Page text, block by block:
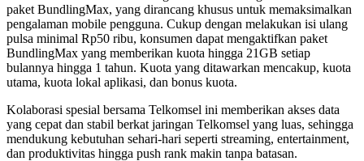
paket BundlingMax, yang dirancang khusus untuk memaksimalkan
pengalaman mobile pengguna. Cukup dengan melakukan isi ulang
pulsa minimal Rp50 ribu, konsumen dapat mengaktifkan paket
BundlingMax yang memberikan kuota hingga 21GB setiap
bulannya hingga 1 tahun. Kuota yang ditawarkan mencakup, kuota
utama, kuota lokal aplikasi, dan bonus kuota.
Kolaborasi spesial bersama Telkomsel ini memberikan akses data
yang cepat dan stabil berkat jaringan Telkomsel yang luas, sehingga
mendukung kebutuhan sehari-hari seperti streaming, entertainment,
dan produktivitas hingga push rank makin tanpa batasan.